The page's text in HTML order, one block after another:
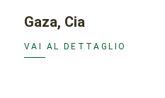
Gaza, Cia
VAI AL DETTAGLIO